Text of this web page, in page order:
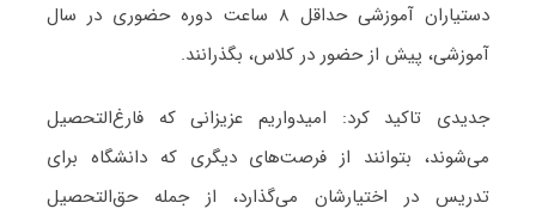
دستیاران آموزشی حداقل ۸ ساعت دوره حضوری در سال
آموزشی، پیش از حضور در کلاس، بگذرانند.
جدیدی تاکید کرد: امیدواریم عزیزانی که فارغ‌التحصیل
می‌شوند، بتوانند از فرصت‌های دیگری که دانشگاه برای
تدریس در اختیارشان می‌گذارد، از جمله حق‌التحصیل